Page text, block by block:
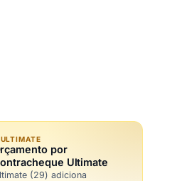
ULTIMATE
por
Ultimate
(29) adiciona